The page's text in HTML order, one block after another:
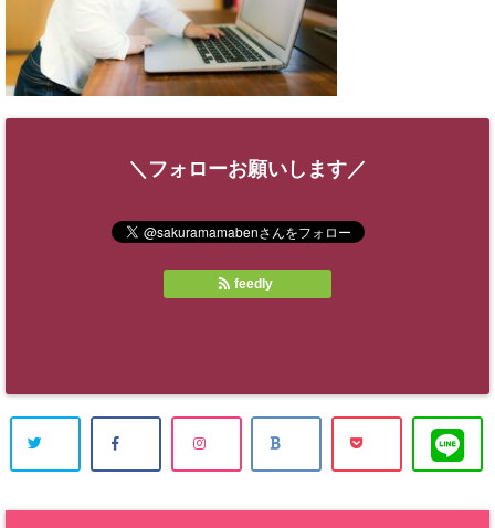
＼フォローお願いします／
feedly